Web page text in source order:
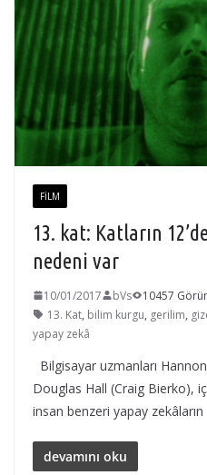
FILM
13. kat: Katların
nedeni var
10/01/2017 bVs
10457
13. Kat, bilim kurgu, gerilim,
yapay zekâ
Bilgisayar uzmanları
Douglas Hall (Craig Bierko),
insan benzeri yapay zekâların
devamını oku